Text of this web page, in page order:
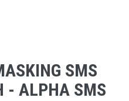
SMS
- ALPHA SMS